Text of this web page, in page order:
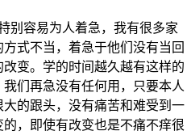
别容易为人着急，我有很多家
式不当，着急于他们没有当回
变。学的时间越久越有这样的
们再急没有任何用，只要本人
的跟头，没有痛苦和难受到一
，即使有改变也是不痛不痒很